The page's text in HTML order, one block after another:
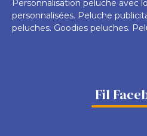
Personnalisation peluche avec
personnalisées. Peluche
peluches. Goodies peluches.
Fil